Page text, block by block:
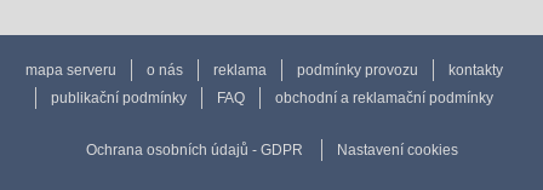
mapa serveru o nás reklama podmínky provozu
kontakty
publikační podmínky
FAQ obchodní a reklamační podmínky
Ochrana osobních údajů - GDPR Nastavení cookies